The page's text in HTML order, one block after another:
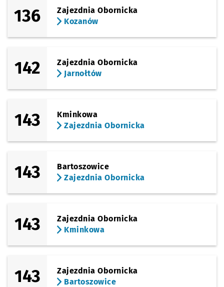
136
Zajezdnia Obornicka
Kozanów
142
Zajezdnia Obornicka
Jarnołtów
143
Kminkowa
Zajezdnia Obornicka
143
Bartoszowice
Zajezdnia Obornicka
143
Zajezdnia Obornicka
Kminkowa
143
Zajezdnia Obornicka
Bartoszowice